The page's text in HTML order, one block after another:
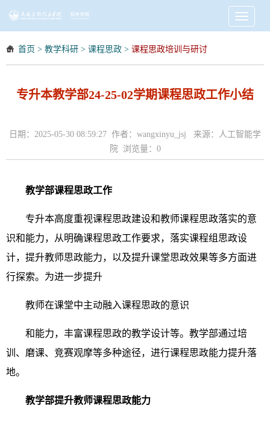
Toggle
首页 > 教学科研 > 课程思政 > 课程思政培训与研讨
专升本教学部24-25-02学期课程思政工作小结
日期：2025-05-30 08:59:27 作者：wangxinyu_jsj 来源：人工智能学
院 浏览量： 0
教学部课程思政工作
专升本高度重视课程思政建设和教师课程思政落实的意
识和能力，从明确课程思政工作要求，落实课程组思政设
计，提升教师思政能力，以及提升课堂思政效果等多方面进
行探索。为进一步提升
教师在课堂中主动融入课程思政的意识
和能力，丰富课程思政的教学设计等。教学部通过培
训、磨课、竞赛观摩等多种途径，进行课程思政能力提升落
地。
教学部提升教师课程思政能力